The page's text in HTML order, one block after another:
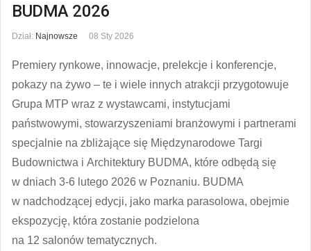
BUDMA 2026
Dział: Najnowsze 08 Sty 2026
Premiery rynkowe, innowacje, prelekcje i konferencje,
pokazy na żywo – te i wiele innych atrakcji przygotowuje
Grupa MTP wraz z wystawcami, instytucjami
państwowymi, stowarzyszeniami branżowymi i partnerami
specjalnie na zbliżające się Międzynarodowe Targi
Budownictwa i Architektury BUDMA, które odbędą się
w dniach 3-6 lutego 2026 w Poznaniu. BUDMA
w nadchodzącej edycji, jako marka parasolowa, obejmie
ekspozycję, która zostanie podzielona
na 12 salonów tematycznych.